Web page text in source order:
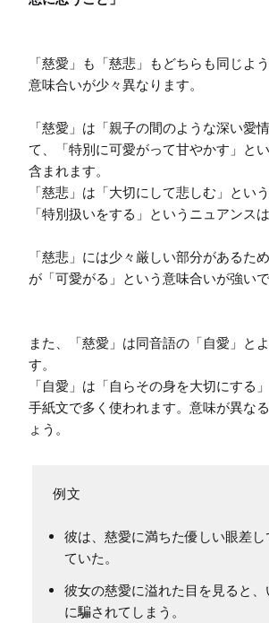
「慈愛」も「慈悲」もどちらも同じよ
意味合いが少々異なります。
「慈愛」は「親子の間のような深い愛
て、「特別に可愛がって甘やかす」と
含まれます。
「慈悲」は「大切にして悲しむ」とい
「特別扱いをする」というニュアンス
「慈悲」には少々厳しい部分があるた
が「可愛がる」という意味合いが強いで
また、「慈愛」は同音語の「自愛」と
す。
「自愛」は「自らその身を大切にする
手紙文で多く使われます。意味が異な
ょう。
彼は、慈愛に満ちた優しい眼差
ていた。
彼女の慈愛に溢れた目を見ると、
に騙されてしまう。